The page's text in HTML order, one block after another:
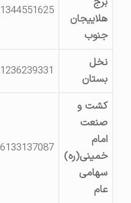
هلاییجان
جنوب
61344551625
نخل
بستان
61236239331
کشت و
صنعت
خمینی(ره)
سهامی
6133137087